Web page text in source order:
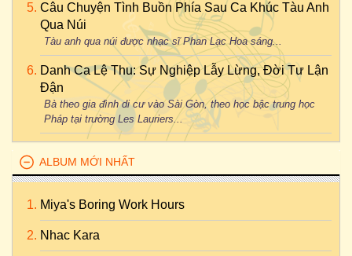
Câu Chuyện Tình Buồn Phía Sau Ca Khúc Tàu Anh
Qua Núi
Tàu anh qua núi được nhạc sĩ Phan Lạc Hoa sáng...
Danh Ca Lệ Thu: Sự Nghiệp Lẫy Lừng, Đời Tư Lận
Đận
Bà theo gia đình di cư vào Sài Gòn, theo học bậc trung học
Pháp tại trường Les Lauriers...
ALBUM MỚI NHẤT
Miya's Boring Work Hours
Nhac Kara